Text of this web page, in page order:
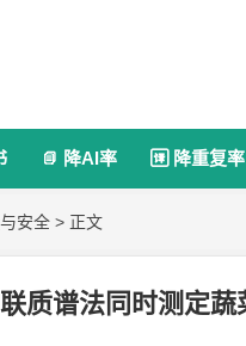
 降AI率  降重复率
安全 > 正文
质谱法同时测定